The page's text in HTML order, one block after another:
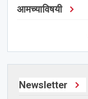
आमच्याविषयी
Newsletter